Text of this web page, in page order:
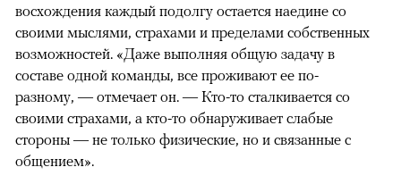
восхождения каждый подолгу остается наедине со
своими мыслями, страхами и пределами собственных
возможностей. «Даже выполняя общую задачу в
составе одной команды, все проживают ее по-
разному, — отмечает он. — Кто-то сталкивается со
своими страхами, а кто-то обнаруживает слабые
стороны — не только физические, но и связанные с
общением».